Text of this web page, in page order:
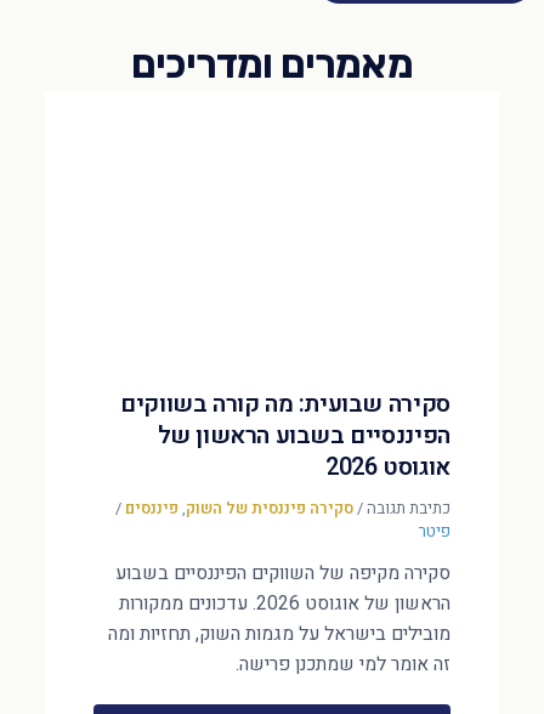
סקירה שבועית: מה קורה בשווקים
הפיננסיים בשבוע הראשון של
אוגוסט 2026
כתיבת תגובה/סקירה פיננסית של השוק, פיננסים /
פיטר
סקירה מקיפה של השווקים הפיננסיים בשבוע
הראשון של אוגוסט 2026. עדכונים ממקורות
מובילים בישראל על מגמות השוק, תחזיות ומה
זה אומר למי שמתכנן פרישה.